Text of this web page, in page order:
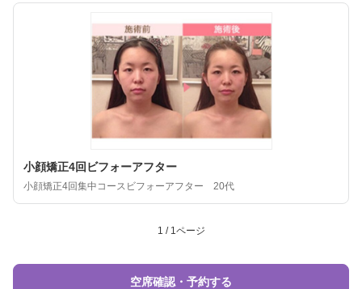
小顔矯正4回ビフォーアフター
小顔矯正4回集中コースビフォーアフター 20代
1 / 1ページ
空席確認・予約する